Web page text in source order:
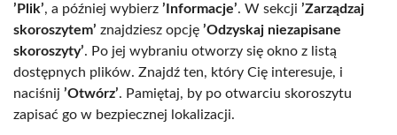
’Plik’, a później wybierz ’Informacje’. W sekcji ’Zarządzaj
skoroszytem’ znajdziesz opcję ’Odzyskaj niezapisane
skoroszyty’. Po jej wybraniu otworzy się okno z listą
dostępnych plików. Znajdź ten, który Cię interesuje, i
naciśnij ’Otwórz’. Pamiętaj, by po otwarciu skoroszytu
zapisać go w bezpiecznej lokalizacji.